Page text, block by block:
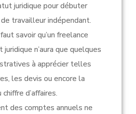
juridique pour débuter
travailleur indépendant.
savoir qu’un freelance
n’aura que quelques
à apprécier telles
les devis ou encore la
d’affaires.
des comptes annuels ne